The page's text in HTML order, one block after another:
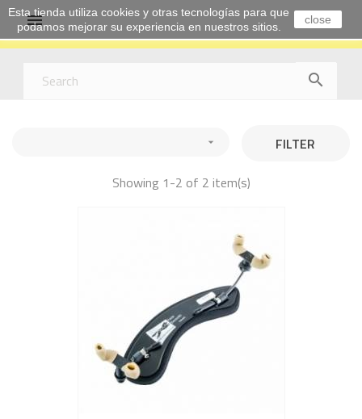



FILTER
Showing 1-2 of 2 item(s)
Esta tienda utiliza cookies y otras tecnologías para que
podamos mejorar su experiencia en nuestros sitios.
close